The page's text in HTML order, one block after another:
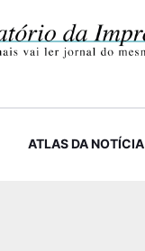
ATLAS DA NOTÍCIA